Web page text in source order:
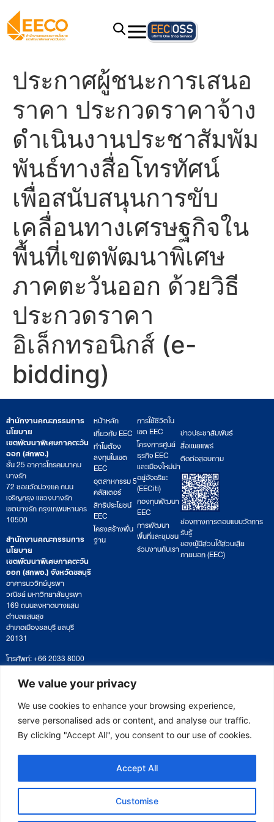
We value your privacy
We use cookies to enhance your browsing experience,
serve personalised ads or content, and analyse our traffic.
By clicking "Accept All", you consent to our use of cookies.
Customise
Accept All
ประกาศผู้ชนะการเสนอ
ราคา ประกวดราคาจ้าง
ดำเนินงานประชาสัมพัม
พันธ์ทางสื่อโทรทัศน์
เพื่อสนับสนุนการขับ
เคลื่อนทางเศรษฐกิจใน
พื้นที่เขตพัฒนาพิเศษ
ภาคตะวันออก ด้วยวิธี
ประกวดราคา
อิเล็กทรอนิกส์ (e-
bidding)
สำนักงานคณะกรรมการ
นโยบาย
เขตพัฒนาพิเศษภาคตะวัน
ออก (สกพอ.)
ชั้น 25 อาคารโทรคมนาคม
บางรัก
72 ซอยวัดม่วงแค ถนน
เจริญกรุง แขวงบางรัก
เขตบางรัก กรุงเทพมหานคร
10500
สำนักงานคณะกรรมการ
นโยบาย
เขตพัฒนาพิเศษภาคตะวัน
ออก (สกพอ.) จังหวัดชลบุรี
อาคารนววิทย์บูรพา
วณิชย์ มหาวิทยาลัยบูรพา
169 ถนนลงหาดบางแสน
ตำบลแสนสุข
อำเภอเมืองชลบุรี ชลบุรี
20131
โทรศัพท์: +66 2033 8000
เวลาทำการ: จันทร์ – ศุกร์
09:00 – 17:00 น.
ติดตามหนังสือหรือยื่นเอกสาร
saraban@eeco.or.th
หน้าหลัก
เกี่ยวกับ EEC
ทำไมต้อง
ลงทุนในเขต
EEC
อุตสาหกรรม 5
คลัสเตอร์
สิทธิประโยชน์
EEC
โครงสร้างพื้น
ฐาน
การใช้ชีวิตใน
เขต EEC
โครงการศูนย์
ธุรกิจ EEC
และเมืองใหม่น่า
อยู่อัจฉริยะ
(EECiti)
กองทุนพัฒนา
EEC
การพัฒนา
พื้นที่และชุมชน
ร่วมงานกับเรา
ข่าวประชาสัมพันธ์
สื่อเผยแพร่
ติดต่อสอบถาม
ช่องทางการตอบแบบวัดการ
รับรู้
ของผู้มีส่วนได้ส่วนเสีย
ภายนอก (EEC)
Copyright © 2025 Eastern Economic Corridor Office (EECO)